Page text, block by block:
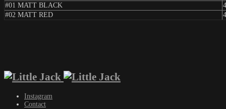
#01 MATT BLACK
#02 MATT RED
Instagram
Contact